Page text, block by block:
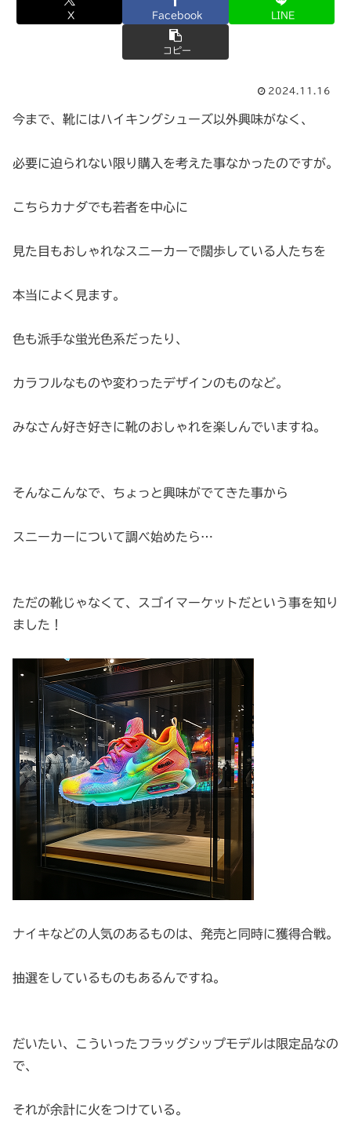
X Facebook LINE
コピー
2024.11.16
今まで、靴にはハイキングシューズ以外興味がなく、
必要に迫られない限り購入を考えた事なかったのですが。
こちらカナダでも若者を中心に
見た目もおしゃれなスニーカーで闊歩している人たちを
本当によく見ます。
色も派手な蛍光色系だったり、
カラフルなものや変わったデザインのものなど。
みなさん好き好きに靴のおしゃれを楽しんでいますね。
そんなこんなで、ちょっと興味がでてきた事から
スニーカーについて調べ始めたら…
ただの靴じゃなくて、スゴイマーケットだという事を知り
ました！
ナイキなどの人気のあるものは、発売と同時に獲得合戦。
抽選をしているものもあるんですね。
だいたい、こういったフラッグシップモデルは限定品なの
で、
それが余計に火をつけている。